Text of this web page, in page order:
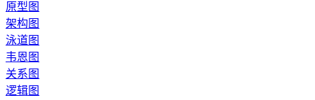
原型图
架构图
泳道图
韦恩图
关系图
逻辑图